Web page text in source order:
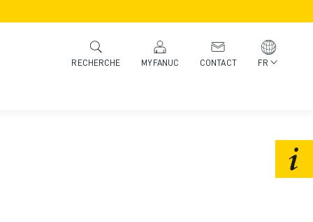
RECHERCHE MYFANUC CONTACT FR